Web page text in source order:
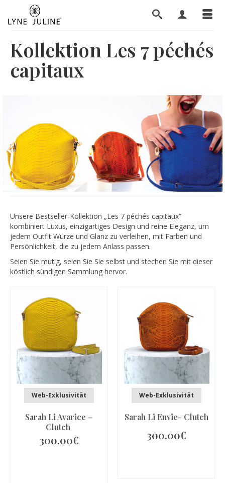
Kollektion Les 7 péchés
capitaux
Unsere Bestseller-Kollektion „Les 7 péchés capitaux“
kombiniert Luxus, einzigartiges Design und reine Eleganz, um
jedem Outfit Würze und Glanz zu verleihen, mit Farben und
Persönlichkeit, die zu jedem Anlass passen.
Seien Sie mutig, seien Sie Sie selbst und stechen Sie mit dieser
köstlich sündigen Sammlung hervor.
Web-Exklusivität
Sarah Li Avarice –
Clutch
300.00€
Web-Exklusivität
Sarah Li Envie- Clutch
300.00€